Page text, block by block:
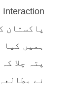
پاکستان
ہمیں
پتہ چلا
نے